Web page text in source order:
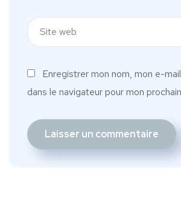
Enregistrer mon nom, mon e-
dans le navigateur pour mon